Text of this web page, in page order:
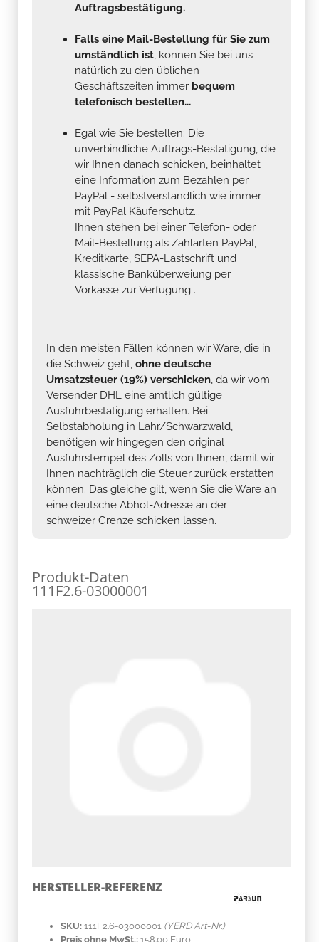
Auftragsbestätigung.
Falls eine Mail-Bestellung für Sie zum
umständlich ist, können Sie bei uns
natürlich zu den üblichen
Geschäftszeiten immer bequem
telefonisch bestellen...
Egal wie Sie bestellen: Die
unverbindliche Auftrags-Bestätigung, die
wir Ihnen danach schicken, beinhaltet
eine Information zum Bezahlen per
PayPal - selbstverständlich wie immer
mit PayPal Käuferschutz...
Ihnen stehen bei einer Telefon- oder
Mail-Bestellung als Zahlarten PayPal,
Kreditkarte, SEPA-Lastschrift und
klassische Banküberweiung per
Vorkasse zur Verfügung .
In den meisten Fällen können wir Ware, die in
die Schweiz geht, ohne deutsche
Umsatzsteuer (19%) verschicken, da wir vom
Versender DHL eine amtlich gültige
Ausfuhrbestätigung erhalten. Bei
Selbstabholung in Lahr/Schwarzwald,
benötigen wir hingegen den original
Ausfuhrstempel des Zolls von Ihnen, damit wir
Ihnen nachträglich die Steuer zurück erstatten
können. Das gleiche gilt, wenn Sie die Ware an
eine deutsche Abhol-Adresse an der
schweizer Grenze schicken lassen.
Produkt-Daten
111F2.6-03000001
HERSTELLER-REFERENZ
SKU: 111F2.6-03000001 (YERD Art-Nr.)
Preis ohne MwSt.: 158.00 Euro